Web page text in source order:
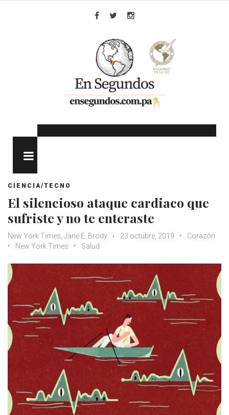
CIENCIA/TECNO
El silencioso ataque cardiaco que
sufriste y no te enteraste
New York Times, Jane E. Brody 23 octubre, 2019
Corazón
New York Times
Salud